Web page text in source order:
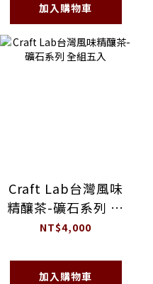
加入購物車
Craft Lab台灣風味
精釀茶-礦石系列 全
組五入
NT$4,000
加入購物車